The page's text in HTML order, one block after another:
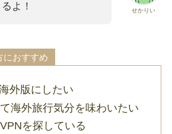
せかりい
よ！
におすすめ
外版にしたい
海外旅行気分を味わいたい
を探している